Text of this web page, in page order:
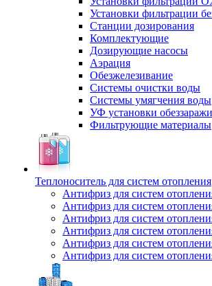
Установки фильтрации
Станции дозирования
Комплектующие
Дозирующие насосы
Аэрация
Обезжелезивание
Системы очистки воды
Системы умягчения воды
УФ установки
Фильтрующие материалы
Теплоноситель для систем отопления
Антифриз для систем
Антифриз для систем
Антифриз для систем
Антифриз для систем
Антифриз для систем
Антифриз для систем